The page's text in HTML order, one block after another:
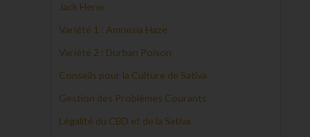
Jack Herer
Variété 1 : Amnesia Haze
Variété 2 : Durban Poison
Conseils pour la Culture de Sativa
Gestion des Problèmes Courants
Légalité du CBD et de la Sativa